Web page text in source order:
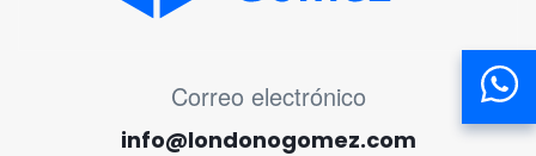
MENÚ CORREO ELECTRÓNICO
Correo electrónico
info@londonogomez.com